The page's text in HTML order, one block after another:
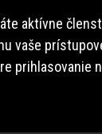
aktívne
vaše
prihlasovanie